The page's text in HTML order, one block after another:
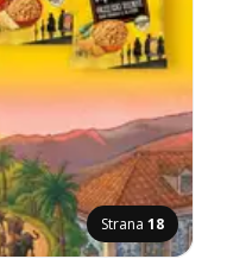
Strana 18